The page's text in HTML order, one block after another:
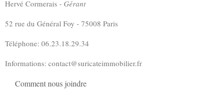
Hervé Cormerais - Gérant
52 rue du Général Foy - 75008 Paris
Téléphone: 06.23.18.29.34
Informations: contact@suricateimmobilier.fr
Comment nous joindre